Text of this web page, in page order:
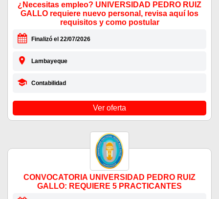
¿Necesitas empleo? UNIVERSIDAD PEDRO RUIZ
GALLO requiere nuevo personal, revisa aquí los
requisitos y como postular
Finalizó el 22/07/2026
Lambayeque
Contabilidad
Ver oferta
CONVOCATORIA UNIVERSIDAD PEDRO RUIZ
GALLO: REQUIERE 5 PRACTICANTES